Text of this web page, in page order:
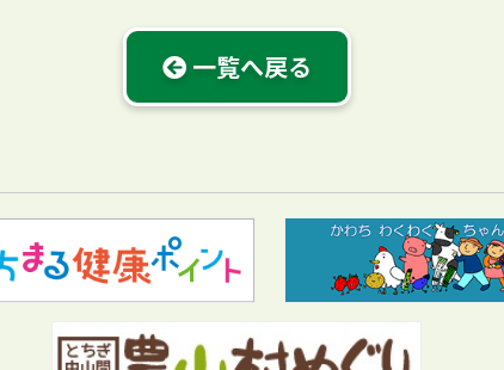
一覧へ戻る